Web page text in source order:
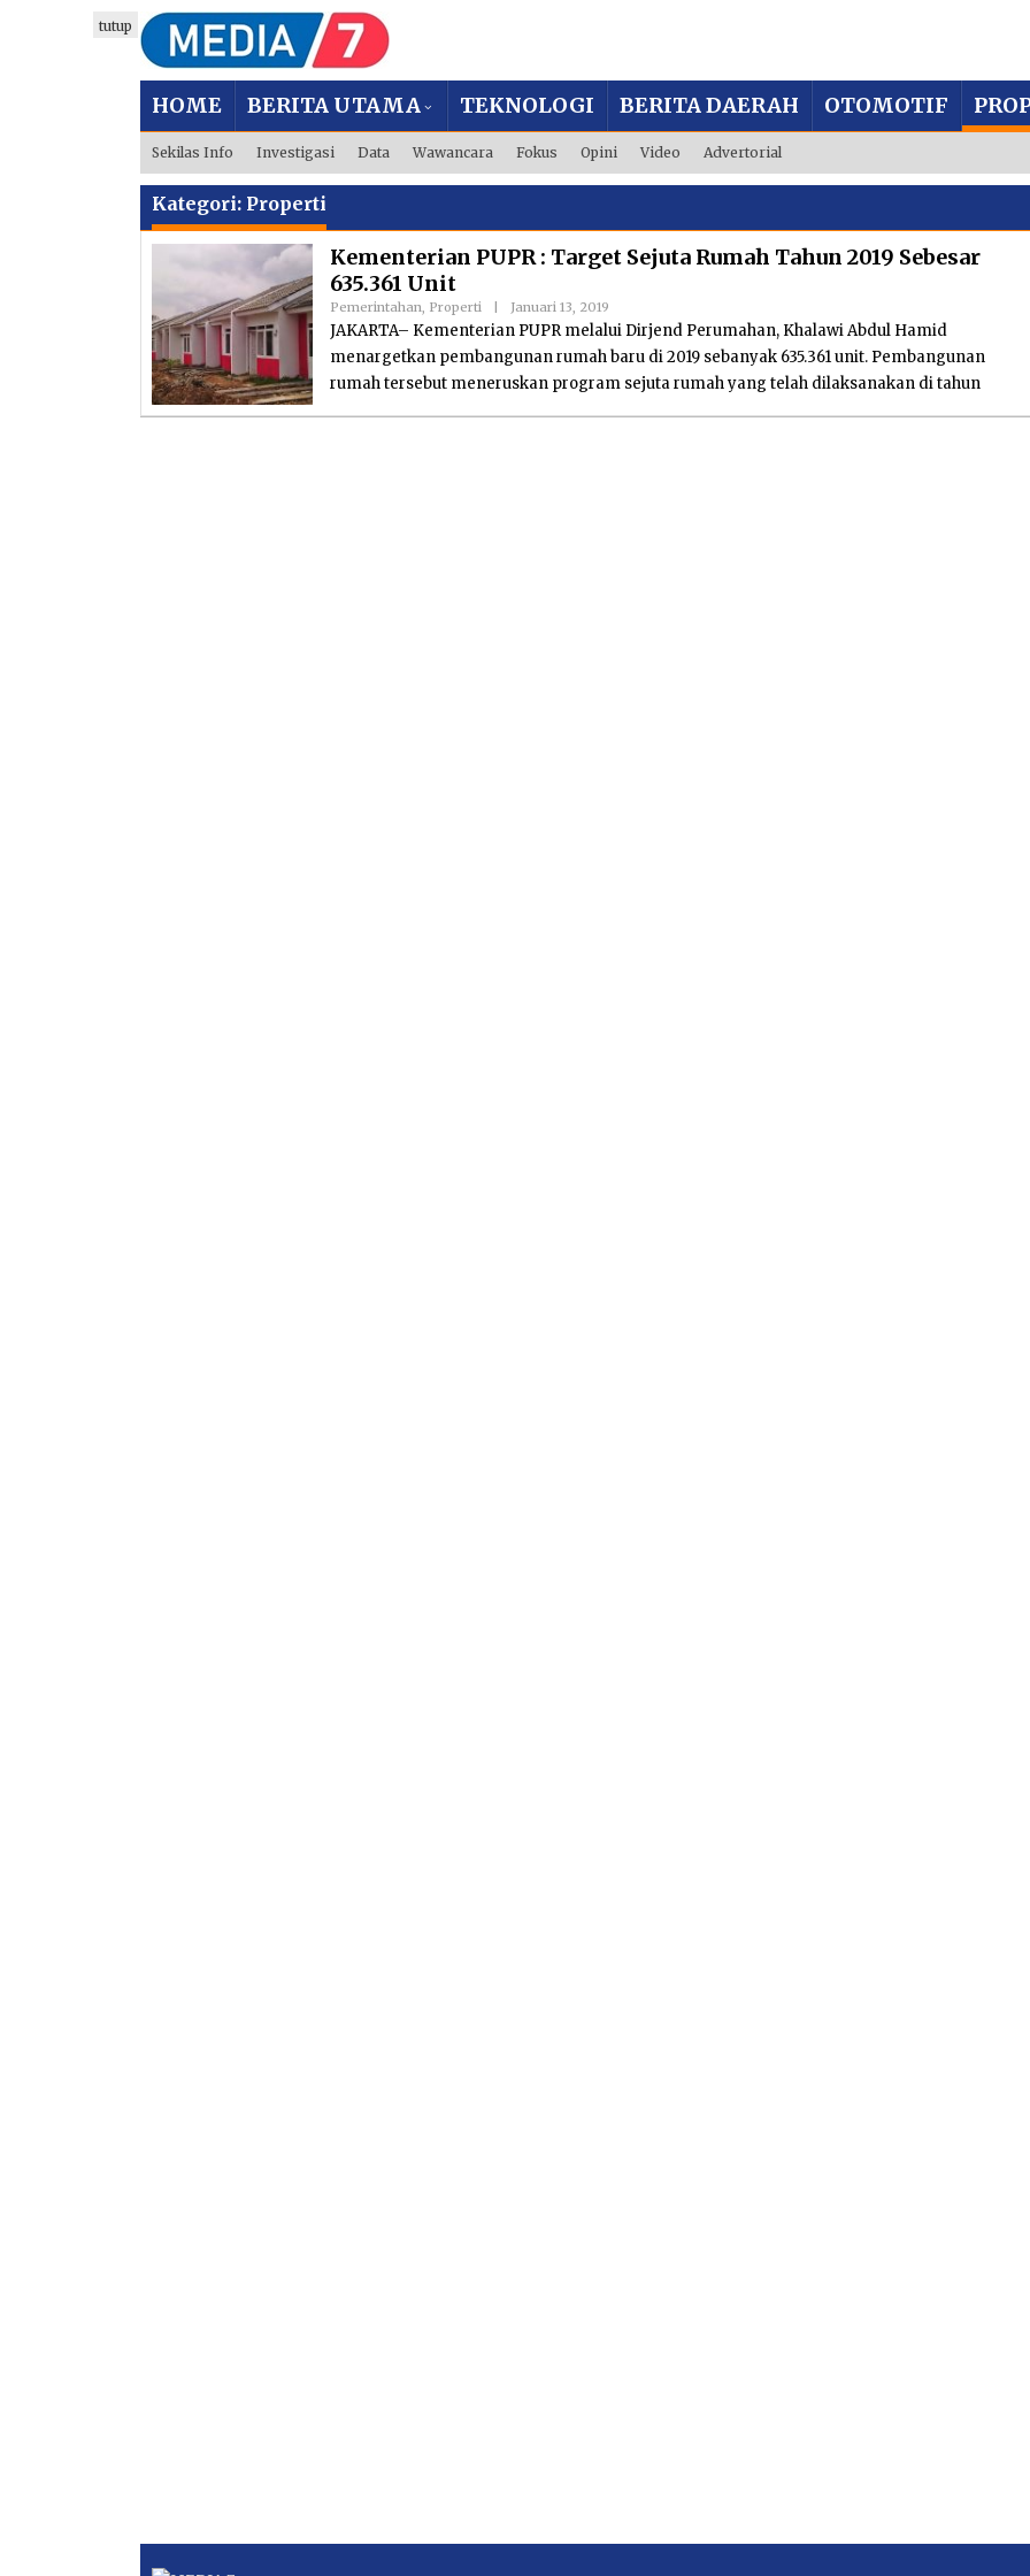
HOME
BERITA UTAMA TEKNOLOGI BERITA DAERAH OTOMOTIF
Sekilas Info Investigasi Data Wawancara Fokus Opini Video Advertorial
tutup
Kategori: Properti
Kementerian PUPR : Target Sejuta Rumah Tahun 2019 Sebesar
635.361 Unit
Pemerintahan, Properti Januari 13, 2019
Media
7
JAKARTA– Kementerian PUPR melalui Dirjend Perumahan, Khalawi Abdul Hamid
menargetkan pembangunan rumah baru di 2019 sebanyak 635.361 unit. Pembangunan
rumah tersebut meneruskan program sejuta rumah yang telah dilaksanakan di tahun